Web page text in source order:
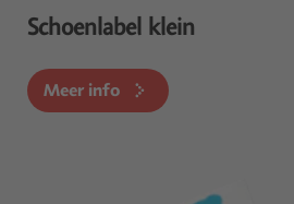
Schoenlabel klein
Meer info